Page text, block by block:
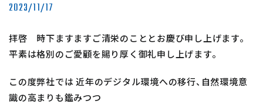
2023/11/17
拝啓 時下ますますご清栄のこととお慶び申し上げます。
平素は格別のご愛顧を賜り厚く御礼申し上げます。
この度弊社では 近年のデジタル環境への移行、自然環境意
識の高まりも鑑みつつ